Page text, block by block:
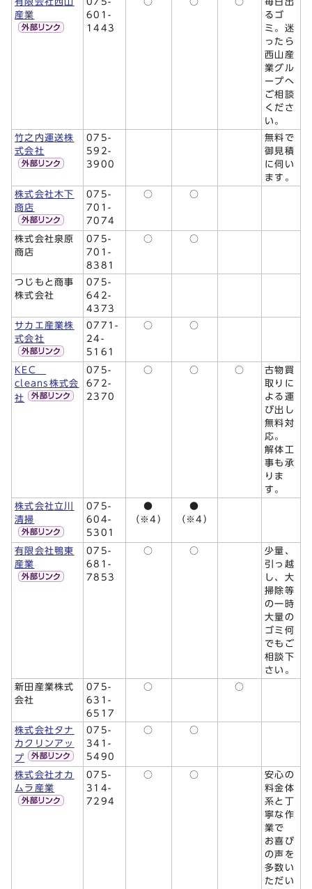
産業
601-
1443
るゴ
ミ。迷
ったら
西山産
業グル
ープへ
ご相談
くださ
い。
竹之内運送株
式会社
075-
592-
3900
無料で
御見積
に伺い
ます。
株式会社木下
商店
075-
701-
7074
○ ○
株式会社泉原
商店
075-
701-
8381
○ ○
つじもと商事
株式会社
075-
642-
4373
サカエ産業株
式会社
0771-
24-
5161
○ ○
KEC
cleans株式会
社
075-
672-
2370
○ ○ ○
古物買
取りに
よる運
び出し
無料対
応。
解体工
事も承
りま
す。
株式会社立川
清掃
075-
604-
5301
●
（※4）
●
（※4）
有限会社鴨東
産業
075-
681-
7853
○ ○
少量、
引っ越
し、大
掃除等
の一時
大量の
ゴミ何
でもご
相談下
さい。
新田産業株式
会社
075-
631-
6517
○ ○
株式会社タナ
カクリンアッ
プ
075-
341-
5490
○ ○
株式会社オカ
ムラ産業
075-
314-
7294
○ ○
安心の
料金体
系と丁
寧な作
業で
お喜び
の声を
多数い
ただい